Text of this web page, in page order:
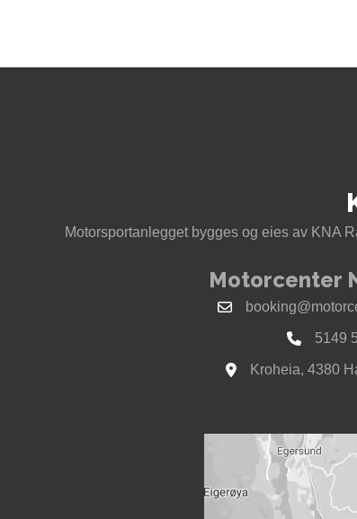
Motorsportanlegget bygges og eies av KNA
Motorcenter
5149
Se kart til
Kroheia, 4380